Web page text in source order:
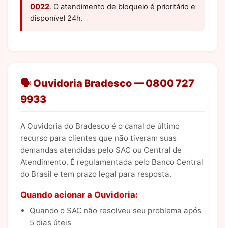
0022. O atendimento de bloqueio é prioritário e
disponível 24h.
🗣️ Ouvidoria Bradesco — 0800 727
9933
A Ouvidoria do Bradesco é o canal de último
recurso para clientes que não tiveram suas
demandas atendidas pelo SAC ou Central de
Atendimento. É regulamentada pelo Banco Central
do Brasil e tem prazo legal para resposta.
Quando acionar a Ouvidoria:
Quando o SAC não resolveu seu problema após
5 dias úteis